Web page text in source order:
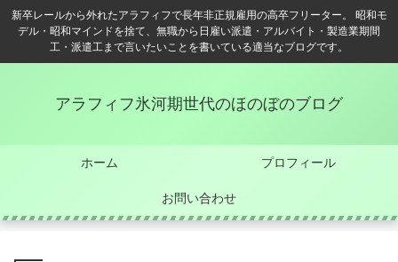
新卒レールから外れたアラフィフで長年非正規雇用の高卒フリーター。 昭和モ
デル・昭和マインドを捨て、無職から日雇い派遣・アルバイト・製造業期間
工・派遣工まで言いたいことを書いている適当なブログです。
アラフィフ氷河期世代のほのぼのブログ
ホーム プロフィール
お問い合わせ